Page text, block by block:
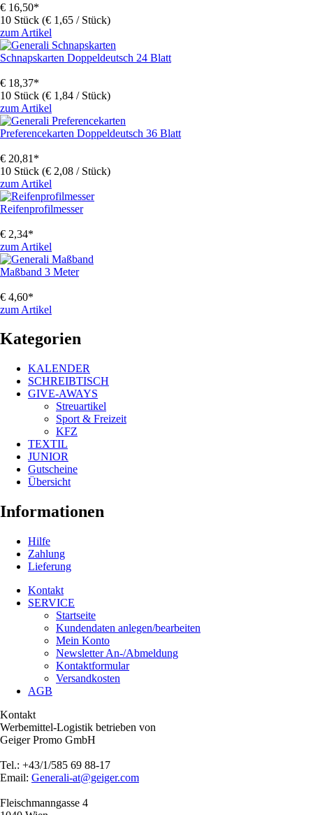
€ 16,50*
10 Stück (€ 1,65 / Stück)
zum Artikel
Schnapskarten Doppeldeutsch 24 Blatt
€ 18,37*
10 Stück (€ 1,84 / Stück)
zum Artikel
Preferencekarten Doppeldeutsch 36 Blatt
€ 20,81 *
10 Stück (€ 2,08 / Stück)
zum Artikel
Reifenprofilmesser
€ 2,34*
zum Artikel
Maßband 3 Meter
€ 4,60*
zum Artikel
Kategorien
KALENDER
SCHREIBTISCH
GIVE-AWAYS
Streuartikel
Sport & Freizeit
KFZ
TEXTIL
JUNIOR
Gutscheine
Übersicht
Informationen
Hilfe
Zahlung
Lieferung
Kontakt
SERVICE
Startseite
Kundendaten anlegen/bearbeiten
Mein Konto
Newsletter An-/Abmeldung
Kontaktformular
Versandkosten
AGB
Kontakt
Werbemittel-Logistik betrieben von
Geiger Promo GmbH
Tel.: +43/1/585 69 88-17
Email: Generali-at@geiger.com
Fleischmanngasse 4